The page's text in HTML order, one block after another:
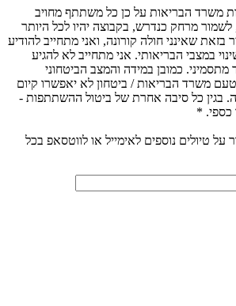
משרד הבריאות על כן כל משתתף מחויב
מרחק כנדרש, בקבוצה יהיו לכל היותר
בזאת שאינני חולה קורונה, ואני מתחייב להודיע
במצבי הבריאותי. אני מתחייב לא להגיע
מתסמיני. כמובן במידה והמצב הביטחוני
משרד הבריאות / ביטחון לא יאפשרו קיום
בגין כל סיבה אחרת של ביטול ההשתתפות -
כספי. *
על טיולים נוספים לאימייל או לווטסאפ בכל